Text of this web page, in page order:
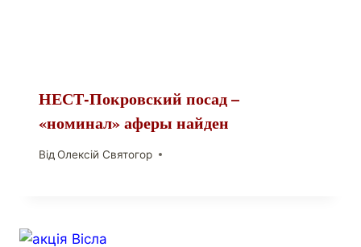
НЕСТ-Покровский посад –
«номинал» аферы найден
Від Олексій Святогор